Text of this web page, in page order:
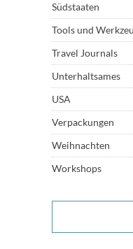
Südstaaten
Tools und
Travel Journals
Unterhaltsames
USA
Verpackungen
Weihnachten
Workshops